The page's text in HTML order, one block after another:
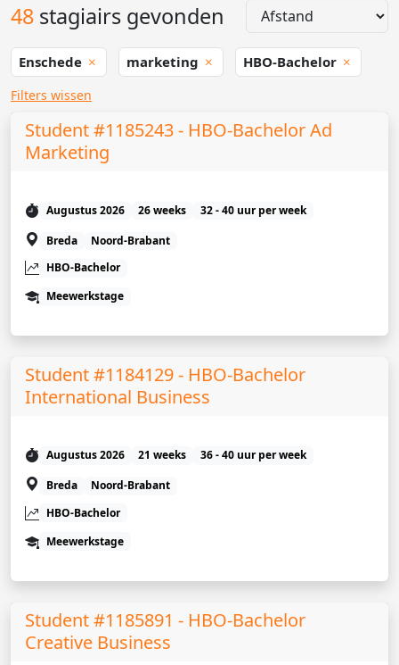
48 stagiairs gevonden
Enschede marketing HBO-Bachelor
Filters wissen
Student #1185243 - HBO-Bachelor Ad
Marketing
Augustus 2026 26 weeks
32 - 40 uur per week
Breda
Noord-Brabant
HBO-Bachelor
Meewerkstage
Student #1184129 - HBO-Bachelor
International Business
Augustus 2026 21 weeks
36 - 40 uur per week
Breda
Noord-Brabant
HBO-Bachelor
Meewerkstage
Student #1185891 - HBO-Bachelor
Creative Business